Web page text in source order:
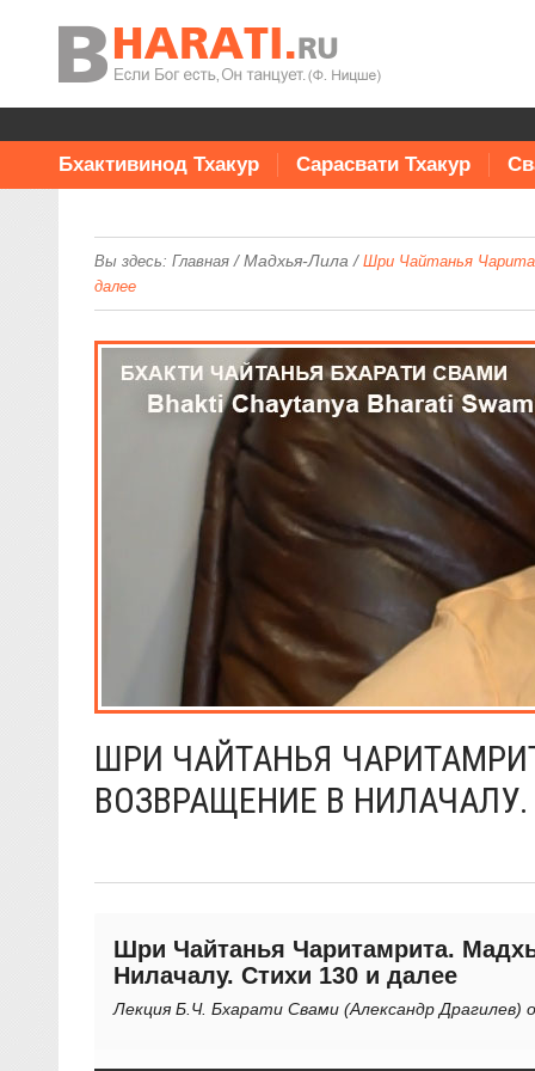
Бхактивинод Тхакур Сарасвати Тхакур
Вы здесь: Главная/Мадхья-Лила / Шри Чайтанья
далее
ШРИ ЧАЙТАНЬЯ
ВОЗВРАЩЕНИЕ В
Шри Чайтанья Чаритамрита.
Нилачалу. Стихи 130 и далее
Лекция Б.Ч. Бхарати Свами (Александр Драгилев)